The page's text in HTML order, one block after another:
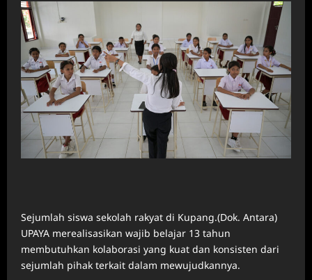
Sejumlah siswa sekolah rakyat di Kupang.(Dok. Antara)
UPAYA merealisasikan wajib belajar 13 tahun
membutuhkan kolaborasi yang kuat dan konsisten dari
sejumlah pihak terkait dalam mewujudkannya.